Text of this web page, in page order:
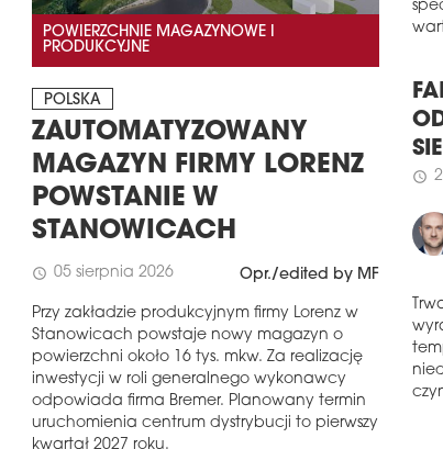
POWIERZCHNIE MAGAZYNOWE I
PRODUKCYJNE
POLSKA
ZAUTOMATYZOWANY
MAGAZYN FIRMY LORENZ
POWSTANIE W
STANOWICACH
schedule 05 sierpnia 2026 Opr./edited by MF
Przy zakładzie produkcyjnym firmy Lorenz w
Stanowicach powstaje nowy magazyn o
powierzchni około 16 tys. mkw. Za realizację
inwestycji w roli generalnego wykonawcy
odpowiada firma Bremer. Planowany termin
uruchomienia centrum dystrybucji to pierwszy
kwartał 2027 roku.
schedule